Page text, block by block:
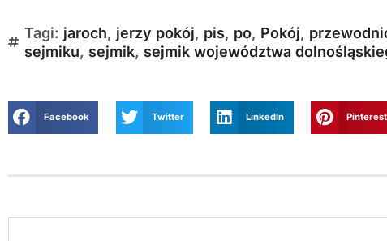
Tagi: jaroch, jerzy pokój, pis, po, Pokój,
sejmiku, sejmik, sejmik województwa
Facebook Twitter LinkedIn Pinterest